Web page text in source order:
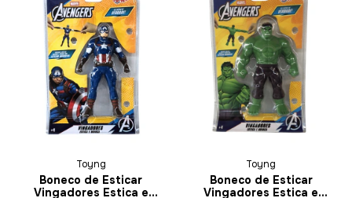
Toyng
Boneco de Esticar
Vingadores Estica e
Toyng
Boneco de Esticar
Vingadores Estica e